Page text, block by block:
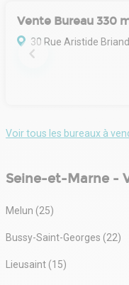
Vente Bureau 330
30 Rue Aristide
Voir tous les bureaux à
Seine-et-Marne -
Melun (25)
Bussy-Saint-Georges (22)
Lieusaint (15)